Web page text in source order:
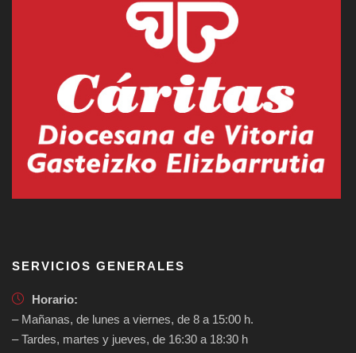
SERVICIOS GENERALES
Horario:
– Mañanas, de lunes a viernes, de 8 a 15:00 h.
– Tardes, martes y jueves, de 16:30 a 18:30 h